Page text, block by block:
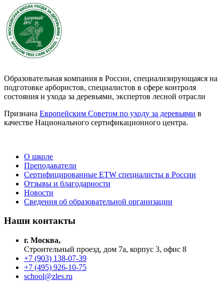
Образовательная компания в России, специализирующаяся на
подготовке арбористов, специалистов в сфере контроля
состояния и ухода за деревьями, экспертов лесной отрасли
Признана Европейским Советом по уходу за деревьями в
качестве Национального сертификационного центра.
О школе
Преподаватели
Сертифицированные ETW специалисты в России
Отзывы и благодарности
Новости
Сведения об образовательной организации
Наши контакты
г. Москва,
Строительный проезд, дом 7а, корпус 3, офис 8
+7 (903) 138-07-39
+7 (495) 926-10-75
school@zles.ru